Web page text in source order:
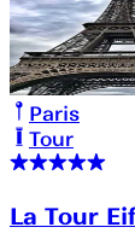
Paris
Tour
La Tour